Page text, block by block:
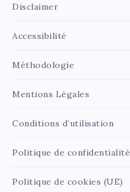
Disclaimer
Accessibilité
Méthodologie
Mentions Légales
Conditions d’utilisation
Politique de confidentialité
Politique de cookies (UE)